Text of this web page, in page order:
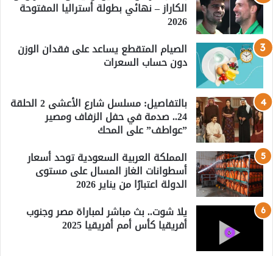
الكاراز – نهائي بطولة أستراليا المفتوحة
2026
الصيام المتقطع يساعد على فقدان الوزن
دون حساب السعرات
بالتفاصيل: مسلسل شارع الأعشى 2 الحلقة
24.. صدمة في حفل الزفاف ومصير
”عواطف” على المحك
المملكة العربية السعودية توحد أسعار
أسطوانات الغاز المسال على مستوى
الدولة اعتبارًا من يناير 2026
يلا شوت.. بث مباشر لمباراة مصر وجنوب
أفريقيا كأس أمم أفريقيا 2025